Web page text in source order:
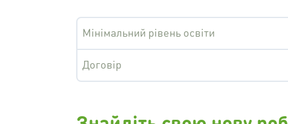
Мінімальний рівень освіти
Договір